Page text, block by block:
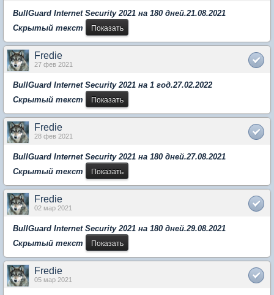
BullGuard Internet Security 2021 на 180 дней.21.08.2021
Скрытый текст
Fredie
27 фев 2021
BullGuard Internet Security 2021 на 1 год.27.02.2022
Скрытый текст
Fredie
28 фев 2021
BullGuard Internet Security 2021 на 180 дней.27.08.2021
Скрытый текст
Fredie
02 мар 2021
BullGuard Internet Security 2021 на 180 дней.29.08.2021
Скрытый текст
Fredie
05 мар 2021